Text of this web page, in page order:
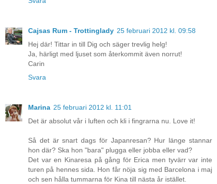
Cajsas Rum - Trottinglady 25 februari 2012 kl. 09:58
Hej där! Tittar in till Dig och säger trevlig helg!
Ja, härligt med ljuset som återkommit även norrut!
Carin
Svara
Marina 25 februari 2012 kl. 11:01
Det är absolut vår i luften och kli i fingrarna nu. Love it!
Så det är snart dags för Japanresan? Hur länge stannar
hon där? Ska hon "bara" plugga eller jobba eller vad?
Det var en Kinaresa på gång för Erica men tyvärr var inte
turen på hennes sida. Hon får nöja sig med Barcelona i maj
och sen hålla tummarna för Kina till nästa år istället.